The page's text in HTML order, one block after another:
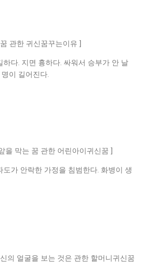
관한 귀신꿈꾸는이유 ]
하다. 지면 흉하다. 싸워서 승부가 안 날
이 길어진다.
을 막는 꿈 관한 어린아이귀신꿈 ]
도가 안락한 가정을 침범한다. 화병이 생
의 얼굴을 보는 것은 관한 할머니귀신꿈